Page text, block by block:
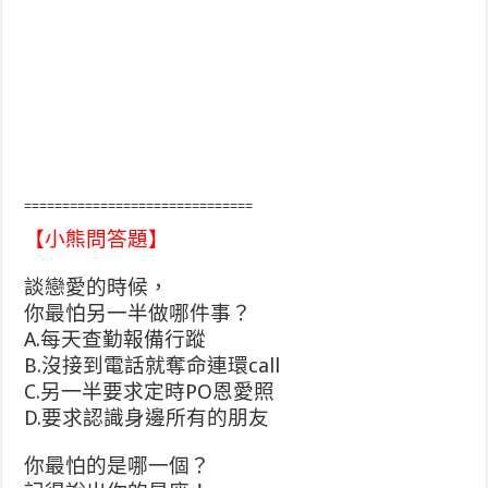
==============================
【小熊問答題】
談戀愛的時候，
你最怕另一半做哪件事？
A.每天查勤報備行蹤
B.沒接到電話就奪命連環call
C.另一半要求定時PO恩愛照
D.要求認識身邊所有的朋友
你最怕的是哪一個？